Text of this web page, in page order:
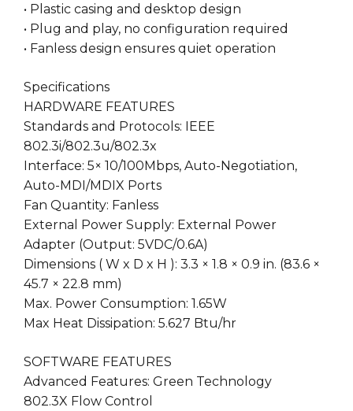
• Plastic casing and desktop design
• Plug and play, no configuration required
• Fanless design ensures quiet operation
Specifications
HARDWARE FEATURES
Standards and Protocols: IEEE
802.3i/802.3u/802.3x
Interface: 5× 10/100Mbps, Auto-Negotiation,
Auto-MDI/MDIX Ports
Fan Quantity: Fanless
External Power Supply: External Power
Adapter (Output: 5VDC/0.6A)
Dimensions ( W x D x H ): 3.3 × 1.8 × 0.9 in. (83.6 ×
45.7 × 22.8 mm)
Max. Power Consumption: 1.65W
Max Heat Dissipation: 5.627 Btu/hr
SOFTWARE FEATURES
Advanced Features: Green Technology
802.3X Flow Control